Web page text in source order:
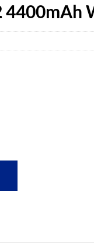
4400mAh